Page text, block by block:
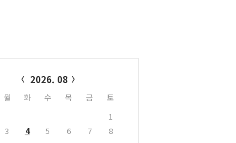
2026. 08
월 화 수 목 금
토
1
3 4 5 6 7
8